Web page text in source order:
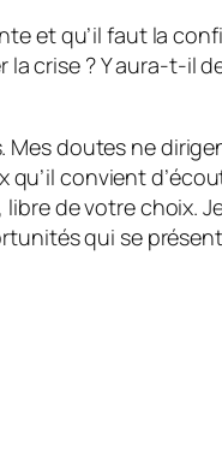
et qu’il faut la
crise ? Y aura-t-il
doutes ne
convient
de votre choix.
qui se